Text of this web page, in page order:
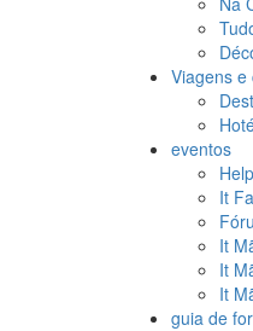
Viagens e
eventos
It
It
It
It
guia de